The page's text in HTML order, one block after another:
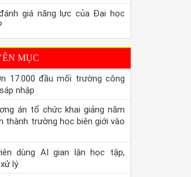
giá năng lực của Đại học
MỤC
17.000 đầu mối trường công
nhập
án tổ chức khai giảng năm
thành trường học biên giới vào
dùng AI gian lận học tập,
lý